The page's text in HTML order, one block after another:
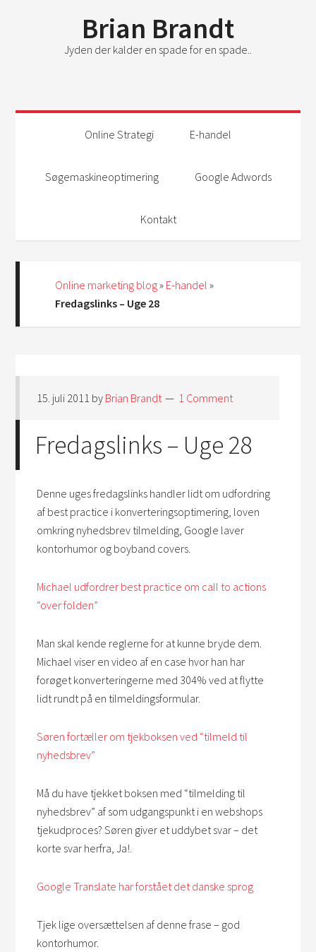
Brian Brandt
Jyden der kalder en spade for en spade..
Online Strategi E-handel
Søgemaskineoptimering Google Adwords
Kontakt
Online marketing blog» E-handel »
Fredagslinks – Uge 28
15. juli 2011 by Brian Brandt 1 Comment
Fredagslinks – Uge 28
Denne uges fredagslinks handler lidt om udfordring
af best practice i konverteringsoptimering, loven
omkring nyhedsbrev tilmelding, Google laver
kontorhumor og boyband covers.
Michael udfordrer best practice om call to actions
“over folden”
Man skal kende reglerne for at kunne bryde dem.
Michael viser en video af en case hvor han har
forøget konverteringerne med 304% ved at flytte
lidt rundt på en tilmeldingsformular.
Søren fortæller om tjekboksen ved “tilmeld til
nyhedsbrev”
Må du have tjekket boksen med “tilmelding til
nyhedsbrev” af som udgangspunkt i en webshops
tjekudproces? Søren giver et uddybet svar – det
korte svar herfra, Ja!.
Google Translate har forstået det danske sprog
Tjek lige oversættelsen af denne frase – god
kontorhumor.